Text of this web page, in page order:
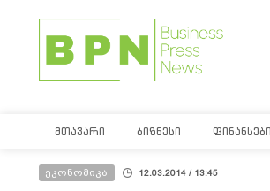
ᲛᲗᲐᲕᲐᲠᲘ ᲑᲘᲖᲜᲔᲡᲘ ᲤᲘᲜᲐᲜᲡᲔᲑᲘ
ეკონომიკა 12.03.2014 / 13:45